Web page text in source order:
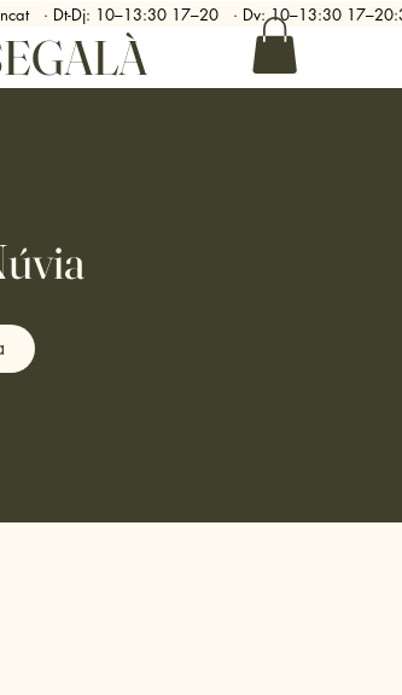
· Dt-Dj: 10–13:30 17–20 · Dv: 10–13:30